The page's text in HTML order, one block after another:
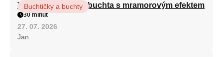
Vláčná olejová litá buchta s mramorovým efektem
Buchtičky a buchty
30 minut
27. 07. 2026
Jan